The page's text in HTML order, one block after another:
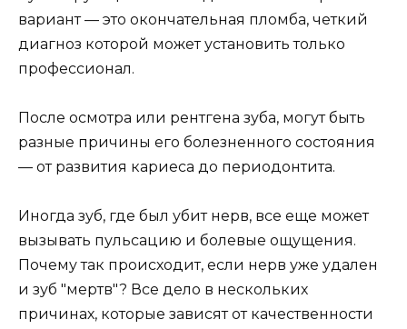
вариант — это окончательная пломба, четкий
диагноз которой может установить только
профессионал.
После осмотра или рентгена зуба, могут быть
разные причины его болезненного состояния
— от развития кариеса до периодонтита.
Иногда зуб, где был убит нерв, все еще может
вызывать пульсацию и болевые ощущения.
Почему так происходит, если нерв уже удален
и зуб "мертв"? Все дело в нескольких
причинах, которые зависят от качественности